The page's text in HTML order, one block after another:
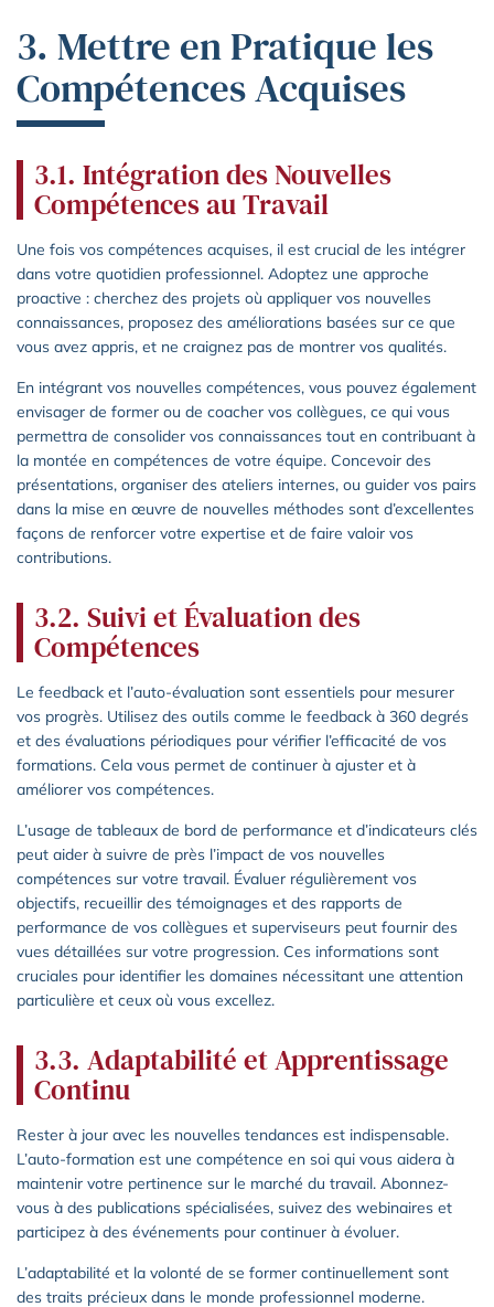
3. Mettre en Pratique les
Compétences Acquises
3.1. Intégration des Nouvelles
Compétences au Travail
Une fois vos compétences acquises, il est crucial de les intégrer
dans votre quotidien professionnel. Adoptez une approche
proactive : cherchez des projets où appliquer vos nouvelles
connaissances, proposez des améliorations basées sur ce que
vous avez appris, et ne craignez pas de montrer vos qualités.
En intégrant vos nouvelles compétences, vous pouvez également
envisager de former ou de coacher vos collègues, ce qui vous
permettra de consolider vos connaissances tout en contribuant à
la montée en compétences de votre équipe. Concevoir des
présentations, organiser des ateliers internes, ou guider vos pairs
dans la mise en œuvre de nouvelles méthodes sont d’excellentes
façons de renforcer votre expertise et de faire valoir vos
contributions.
3.2. Suivi et Évaluation des
Compétences
Le feedback et l’auto-évaluation sont essentiels pour mesurer
vos progrès. Utilisez des outils comme le feedback à 360 degrés
et des évaluations périodiques pour vérifier l’efficacité de vos
formations. Cela vous permet de continuer à ajuster et à
améliorer vos compétences.
L’usage de tableaux de bord de performance et d’indicateurs clés
peut aider à suivre de près l’impact de vos nouvelles
compétences sur votre travail. Évaluer régulièrement vos
objectifs, recueillir des témoignages et des rapports de
performance de vos collègues et superviseurs peut fournir des
vues détaillées sur votre progression. Ces informations sont
cruciales pour identifier les domaines nécessitant une attention
particulière et ceux où vous excellez.
3.3. Adaptabilité et Apprentissage
Continu
Rester à jour avec les nouvelles tendances est indispensable.
L’auto-formation est une compétence en soi qui vous aidera à
maintenir votre pertinence sur le marché du travail. Abonnez-
vous à des publications spécialisées, suivez des webinaires et
participez à des événements pour continuer à évoluer.
L’adaptabilité et la volonté de se former continuellement sont
des traits précieux dans le monde professionnel moderne.